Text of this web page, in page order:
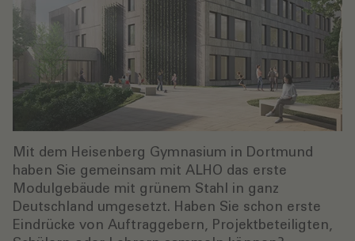
Mit dem Heisenberg Gymnasium in Dortmund
haben Sie gemeinsam mit ALHO das erste
Modulgebäude mit grünem Stahl in ganz
Deutschland umgesetzt. Haben Sie schon erste
Eindrücke von Auftraggebern, Projektbeteiligten,